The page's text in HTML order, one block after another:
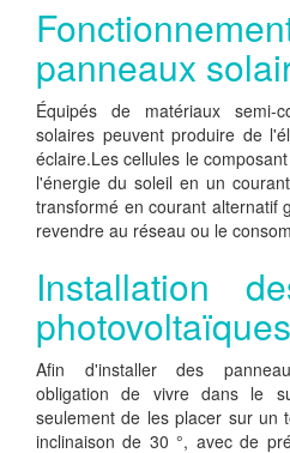
panneaux
Équipés de matériaux semi-
solaires peuvent produire de
éclaire.Les cellules le
l'énergie du soleil en un
transformé en courant alternatif
revendre au réseau ou le
Installation
photovoltaïques
Afin d'installer des
obligation de vivre dans le
seulement de les placer sur un
inclinaison de 30 °, avec de